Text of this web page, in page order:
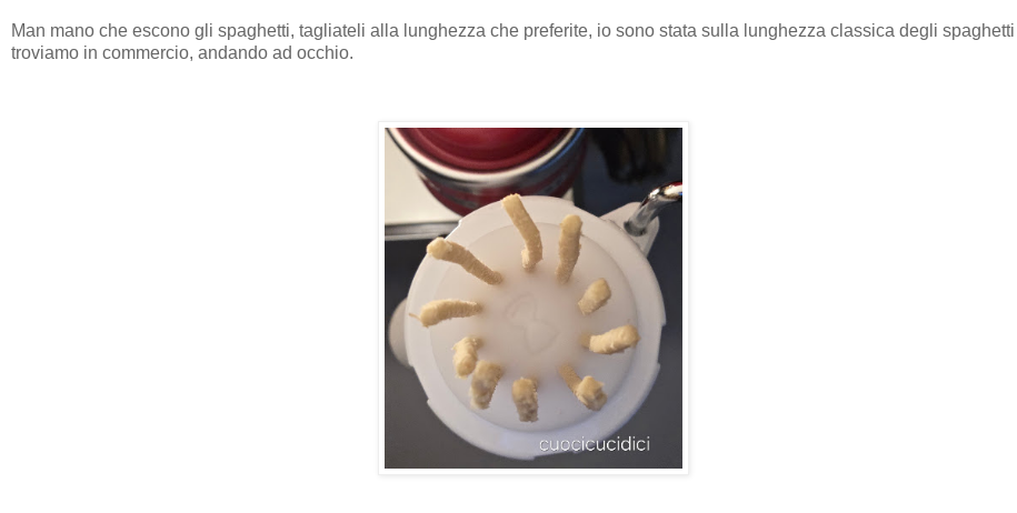
Man mano che escono gli spaghetti, tagliateli alla lunghezza che preferite, io sono stata sulla lunghezza classica degli
troviamo in commercio, andando ad occhio.